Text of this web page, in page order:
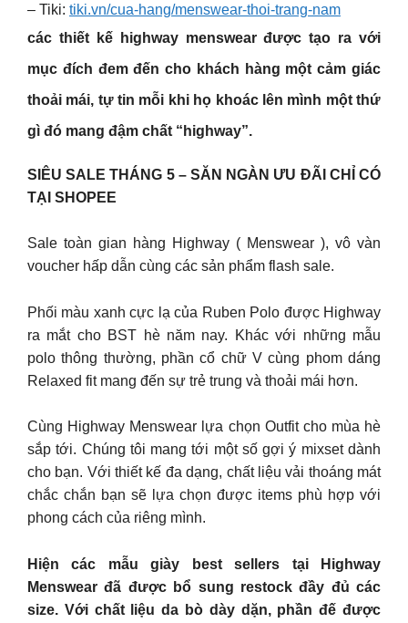
– Tiki: tiki.vn/cua-hang/menswear-thoi-trang-nam
các thiết kế
highway menswearđược tạo ra với
mục đích đem đến cho khách hàng một cảm giác
thoải mái, tự tin mỗi khi họ khoác lên mình một thứ
gì đó mang đậm chất “highway”.
SIÊU SALE THÁNG 5 – SĂN NGÀN ƯU ĐÃI CHỈ CÓ
TẠI SHOPEE
Sale toàn gian hàng Highway ( Menswear ), vô vàn
voucher hấp dẫn cùng các sản phẩm flash sale.
Phối màu xanh cực lạ của Ruben Polo được Highway
ra mắt cho BST hè năm nay. Khác với những mẫu
polo thông thường, phần cổ chữ V cùng phom dáng
Relaxed fit mang đến sự trẻ trung và thoải mái hơn.
Cùng Highway Menswear lựa chọn Outfit cho mùa hè
sắp tới. Chúng tôi mang tới một số gợi ý mixset dành
cho bạn. Với thiết kế đa dạng, chất liệu vải thoáng mát
chắc chắn bạn sẽ lựa chọn được items phù hợp với
phong cách của riêng mình.
Hiện các mẫu giày best sellers tại Highway
Menswear đã được bổ sung restock đầy đủ các
size. Với chất liệu da bò dày dặn, phần đế được